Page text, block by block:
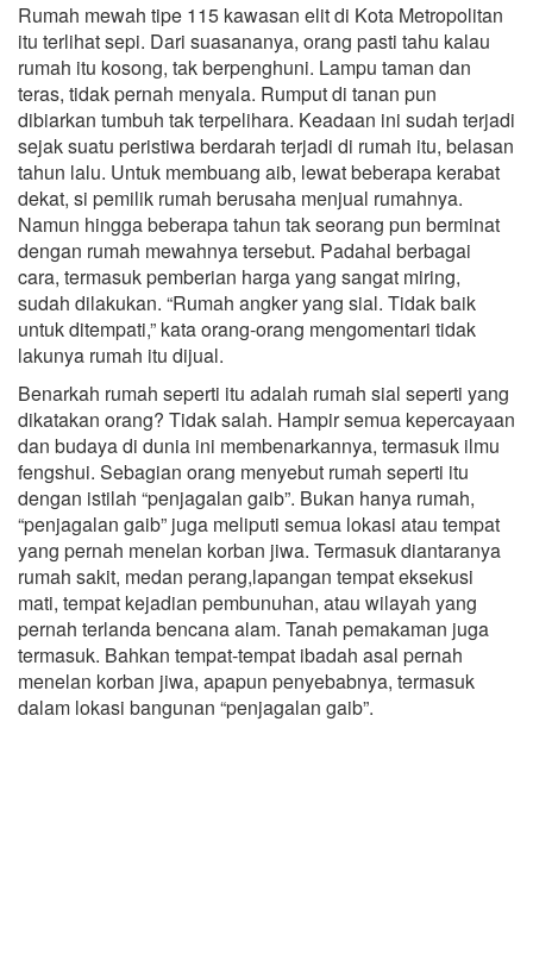
Rumah mewah tipe 115 kawasan elit di Kota Metropolitan
itu terlihat sepi. Dari suasananya, orang pasti tahu kalau
rumah itu kosong, tak berpenghuni. Lampu taman dan
teras, tidak pernah menyala. Rumput di tanan pun
dibiarkan tumbuh tak terpelihara. Keadaan ini sudah terjadi
sejak suatu peristiwa berdarah terjadi di rumah itu, belasan
tahun lalu. Untuk membuang aib, lewat beberapa kerabat
dekat, si pemilik rumah berusaha menjual rumahnya.
Namun hingga beberapa tahun tak seorang pun berminat
dengan rumah mewahnya tersebut. Padahal berbagai
cara, termasuk pemberian harga yang sangat miring,
sudah dilakukan. “Rumah angker yang sial. Tidak baik
untuk ditempati,” kata orang-orang mengomentari tidak
lakunya rumah itu dijual.
Benarkah rumah seperti itu adalah rumah sial seperti yang
dikatakan orang? Tidak salah. Hampir semua kepercayaan
dan budaya di dunia ini membenarkannya, termasuk ilmu
fengshui. Sebagian orang menyebut rumah seperti itu
dengan istilah “penjagalan gaib”. Bukan hanya rumah,
“penjagalan gaib” juga meliputi semua lokasi atau tempat
yang pernah menelan korban jiwa. Termasuk diantaranya
rumah sakit, medan perang,lapangan tempat eksekusi
mati, tempat kejadian pembunuhan, atau wilayah yang
pernah terlanda bencana alam. Tanah pemakaman juga
termasuk. Bahkan tempat-tempat ibadah asal pernah
menelan korban jiwa, apapun penyebabnya, termasuk
dalam lokasi bangunan “penjagalan gaib”.